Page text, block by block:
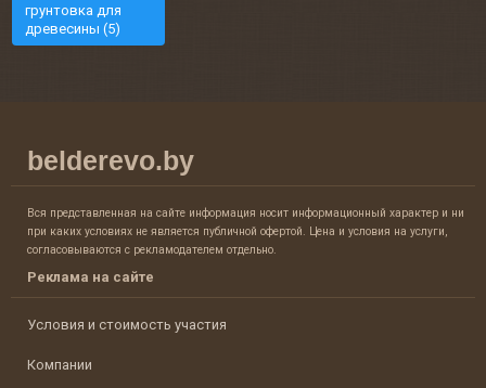
грунтовка для
древесины (5)
belderevo.by
Вся представленная на сайте информация носит информационный характер и ни
при каких условиях не является публичной офертой. Цена и условия на услуги,
согласовываются с рекламодателем отдельно.
Реклама на сайте
Условия и стоимость участия
Компании